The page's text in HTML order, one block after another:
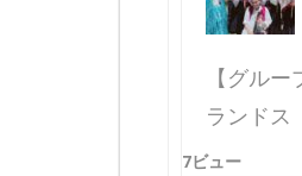
【グル
ランドス
7ビュー